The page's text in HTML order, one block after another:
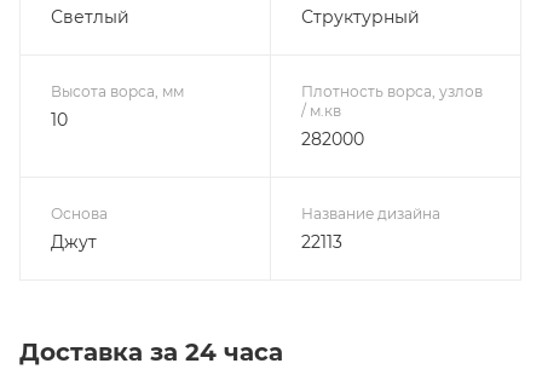
Светлый Структурный
Высота ворса, мм
10
Плотность ворса, узлов
/ м.кв
282000
Основа
Джут
Название дизайна
22113
Доставка за 24 часа